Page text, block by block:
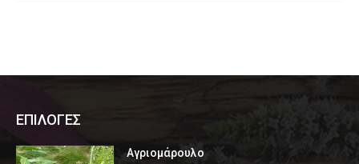
ΕΠΙΛΟΓΕΣ
Αγριομάρουλο